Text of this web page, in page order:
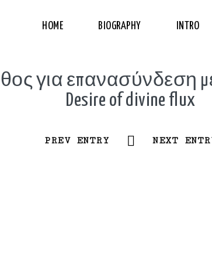
HOME BIOGRAPHY INTRO
για επανασύνδεση
Desire of divine flux
PREV ENTRY NEXT